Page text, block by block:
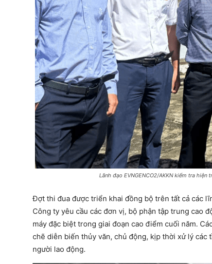
Lãnh đạo EVNGENCO2/AKKN kiểm tra
Đợt thi đua được triển khai đồng bộ trên tất cả các
Công ty yêu cầu các đơn vị, bộ phận tập trung cao
máy đặc biệt trong giai đoạn cao điểm cuối năm.
chẽ diễn biến thủy văn, chủ động, kịp thời xử lý
người lao động.